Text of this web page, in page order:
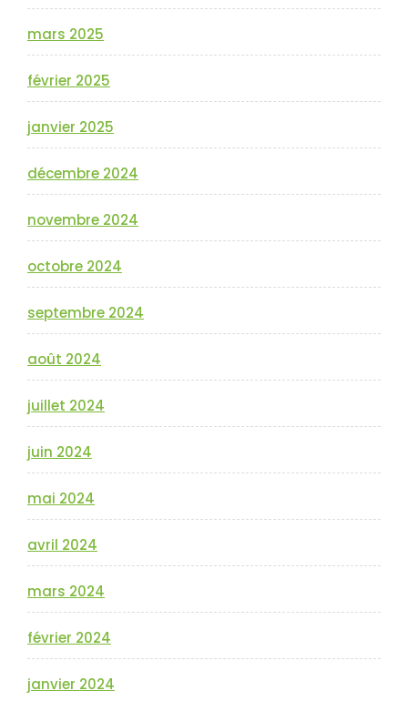
mars 2025
février 2025
janvier 2025
décembre 2024
novembre 2024
octobre 2024
septembre 2024
août 2024
juillet 2024
juin 2024
mai 2024
avril 2024
mars 2024
février 2024
janvier 2024